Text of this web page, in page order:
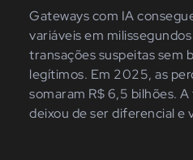
Gateways com IA
variáveis em
transações suspeitas sem
legítimos. Em 2025, as
somaram R$ 6,5 bilhões.
deixou de ser diferencial e